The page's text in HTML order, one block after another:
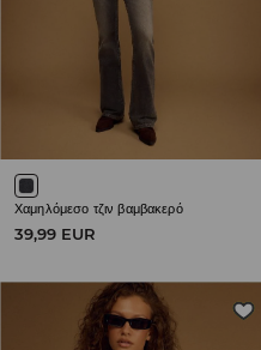
Χαμηλόμεσο τζιν βαμβακερό
39,99 EUR